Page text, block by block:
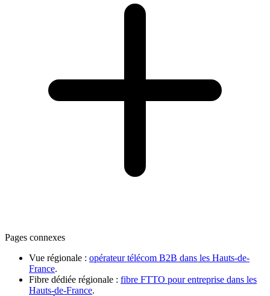
Pages connexes
Vue régionale : opérateur télécom B2B dans les Hauts-de-
France.
Fibre dédiée régionale : fibre FTTO pour entreprise dans les
Hauts-de-France.